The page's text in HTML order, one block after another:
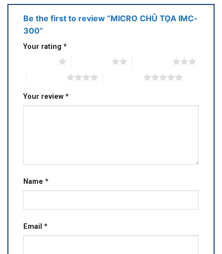
Be the first to review “MICRO CHỦ TỌA IMC-
300”
Your rating *
Your review *
Name *
Email *